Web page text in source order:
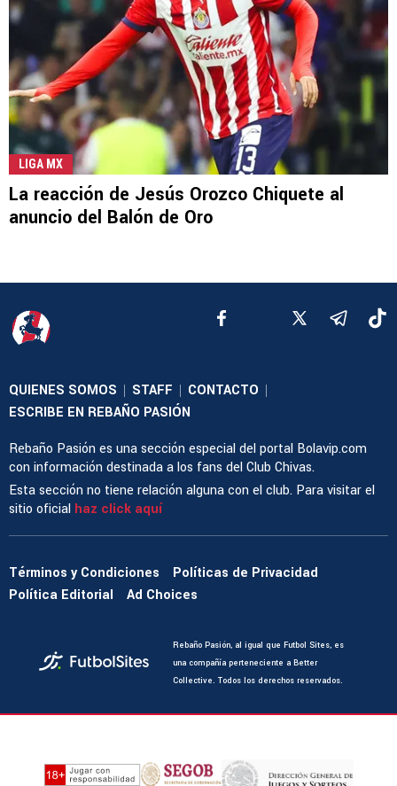
LIGA MX
La reacción de Jesús Orozco Chiquete al
anuncio del Balón de Oro
QUIENES SOMOS | STAFF | CONTACTO |
ESCRIBE EN REBAÑO PASIÓN
Rebaño Pasión es una sección especial del portal Bolavip.com
con información destinada a los fans del Club Chivas.
Esta sección no tiene relación alguna con el club. Para visitar el
sitio oficial haz click aquí
Términos y Condiciones
Políticas de Privacidad
Política Editorial
Ad Choices
Rebaño Pasión, al igual que Futbol Sites, es
una compañía perteneciente a Better
Collective. Todos los derechos reservados.